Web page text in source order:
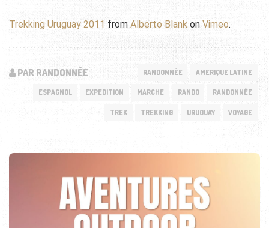
Trekking Uruguay 2011 from Alberto Blank on Vimeo.
PAR RANDONNÉE RANDONNÉE AMERIQUE LATINE
ESPAGNOL EXPEDITION MARCHE RANDO RANDONNÉE
TREK TREKKING URUGUAY VOYAGE